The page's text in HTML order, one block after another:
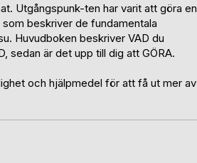
Utgångspunk-ten har varit att göra en
som beskriver de fundamentala
Huvudboken beskriver VAD du
sedan är det upp till dig att GÖRA.
och hjälpmedel för att få ut mer av